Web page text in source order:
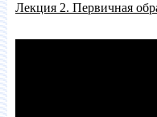
Лекция 2. Первичная